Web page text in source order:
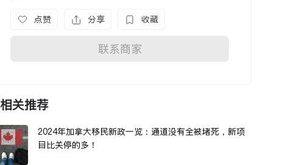
点赞 分享 收藏
联系商家
相关推荐
2024年加拿大移民新政一览：通道没有全被堵死，新项
目比关停的多！